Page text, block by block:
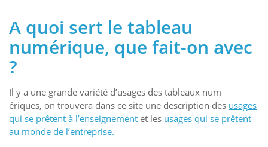
A quoi sert le tableau
numérique, que fait-on avec
?
Il y a une grande variété d’usages des tableaux num
ériques, on trouvera dans ce site une description des usages
qui se prêtent à l’enseignement et les usages qui se prêtent
au monde de l’entreprise.